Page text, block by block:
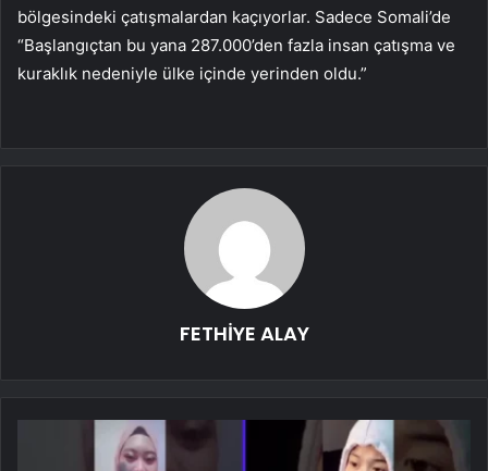
bölgesindeki çatışmalardan kaçıyorlar. Sadece Somali’de
“Başlangıçtan bu yana 287.000’den fazla insan çatışma ve
kuraklık nedeniyle ülke içinde yerinden oldu.”
FETHİYE ALAY